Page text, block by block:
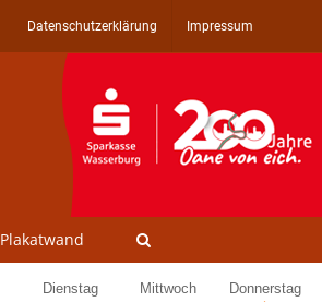
Datenschutzerklärung Impressum
Plakatwand